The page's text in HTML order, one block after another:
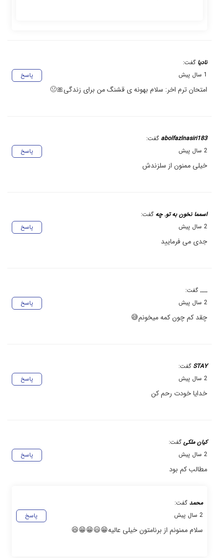
نادیا گفت:
پاسخ
1 سال پیش
امتحان ترم اخر: سلام بهونه ی قشنگ من برای زندگی🎀😐
abolfazlnasiri183 گفت:
پاسخ
2 سال پیش
خیلی ممنون از سلزندش
اسمما نخون به تو. چه گفت:
پاسخ
2 سال پیش
جدی می فرمایید
..... گفت:
پاسخ
2 سال پیش
چقد کم چون کمه میخونم😅
STAY گفت:
پاسخ
2 سال پیش
خدایا خودت رحم کن
کیان ملکی گفت:
پاسخ
2 سال پیش
مطالب کم بود
محمد گفت:
پاسخ
2 سال پیش
سلام ممنونم از برنامتون خیلی عالیه😁😃😁😁😆